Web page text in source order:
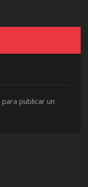
para publicar un